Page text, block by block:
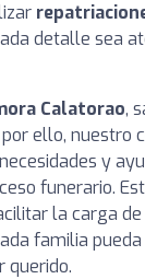
detalle sea
Calatorao,
ello, nuestro
y
funerario.
la carga
familia
querido.